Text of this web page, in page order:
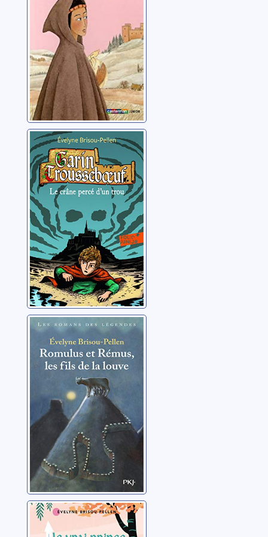
Garin
Trousseboeuf: Le
crâne percé d'un
trou
Brisou-Pellen, Evelyne
Romulus et
Rémus, les fils
de la louve
Brisou-Pellen, Evelyne
Le vrai prince
Thibault